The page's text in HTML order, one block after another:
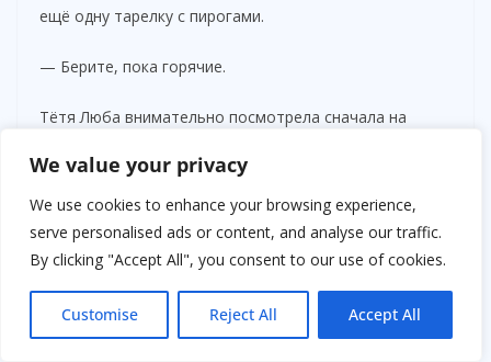
We value your privacy
We use cookies to enhance your browsing experience,
serve personalised ads or content, and analyse our traffic.
By clicking "Accept All", you consent to our use of cookies.
Customise Reject All Accept All
ещё одну тарелку с пирогами.
— Берите, пока горячие.
Тётя Люба внимательно посмотрела сначала на
И неожиданно сказала:
— Хорошая у тебя жена, Антон правильно выбрал.
— Да… — нехотя выдавила Лариса Максимовна.
— Только вот беречь таких людей надо. А не